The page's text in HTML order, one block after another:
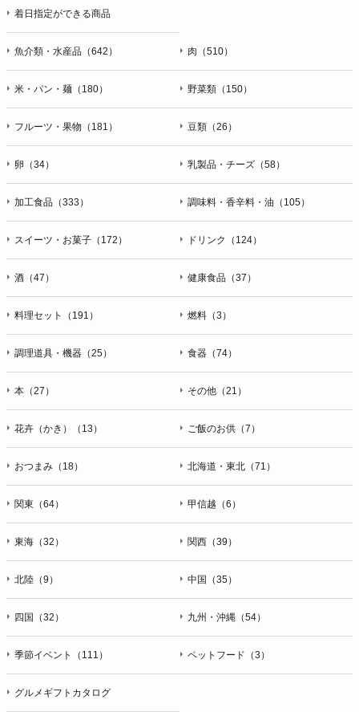
着日指定ができる商品
魚介類・水産品（642） 肉（510）
米・パン・麺（180） 野菜類（150）
フルーツ・果物（181） 豆類（26）
卵（34） 乳製品・チーズ（58）
加工食品（333） 調味料・香辛料・油（105）
スイーツ・お菓子（172） ドリンク（124）
酒（47） 健康食品（37）
料理セット（191） 燃料（3）
調理道具・機器（25） 食器（74）
本（27） その他（21）
花卉（かき）（13） ご飯のお供（7）
おつまみ（18） 北海道・東北（71）
関東（64） 甲信越（6）
東海（32） 関西（39）
北陸（9） 中国（35）
四国（32） 九州・沖縄（54）
季節イベント（111） ペットフード（3）
グルメギフトカタログ